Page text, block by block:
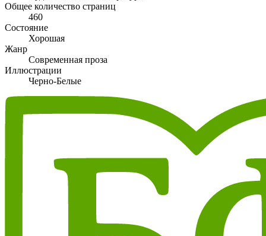
Общее количество страниц
460
Состояние
Хорошая
Жанр
Современная проза
Иллюстрации
Черно-Белые